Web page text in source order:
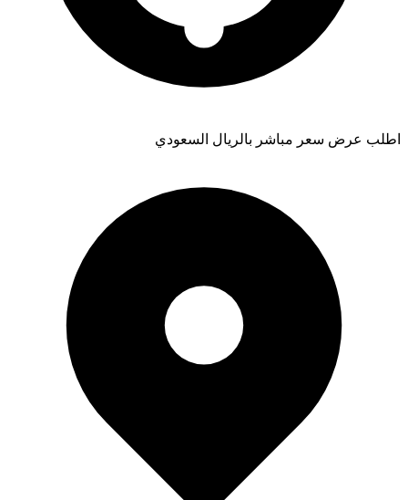
اطلب عرض سعر مباشر بالريال السعودي